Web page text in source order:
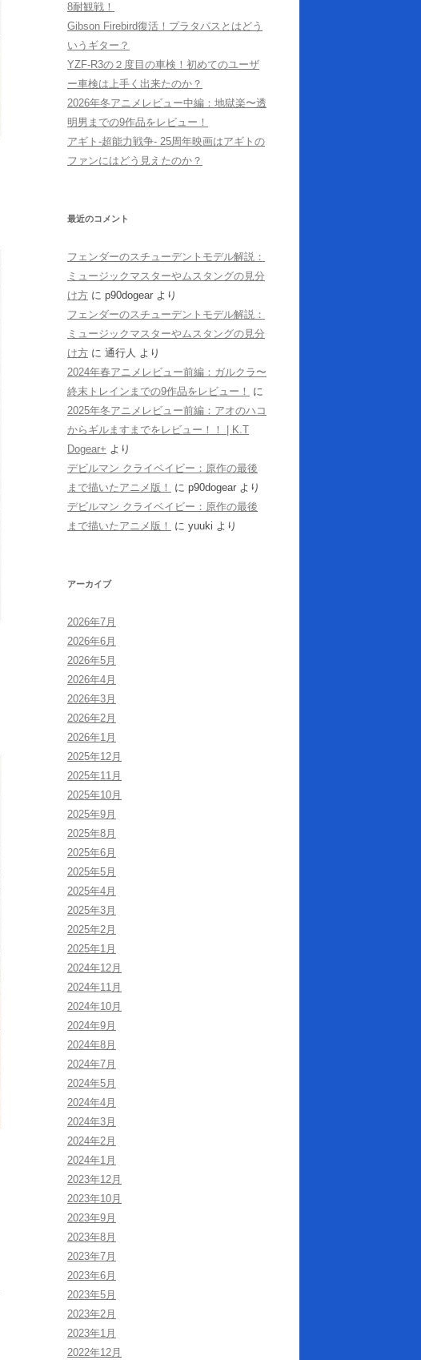
8耐観戦！
Gibson Firebird復活！プラタパスとはどう
いうギター？
YZF-R3の２度目の車検！初めてのユーザ
ー車検は上手く出来たのか？
2026年冬アニメレビュー中編：地獄楽〜透
明男までの9作品をレビュー！
アギト-超能力戦争- 25周年映画はアギトの
ファンにはどう見えたのか？
最近のコメント
フェンダーのスチューデントモデル解説：
ミュージックマスターやムスタングの見分
け方 に p90dogear より
フェンダーのスチューデントモデル解説：
ミュージックマスターやムスタングの見分
け方 に 通行人 より
2024年春アニメレビュー前編：ガルクラ〜
終末トレインまでの9作品をレビュー！
に
2025年冬アニメレビュー前編：アオのハコ
からギルますまでをレビュー！！ | K.T
Dogear+ より
デビルマン クライベイビー：原作の最後
まで描いたアニメ版！
に p90dogear より
デビルマン クライベイビー：原作の最後
まで描いたアニメ版！
に yuuki より
アーカイブ
2026年7月
2026年6月
2026年5月
2026年4月
2026年3月
2026年2月
2026年1月
2025年12月
2025年11月
2025年10月
2025年9月
2025年8月
2025年6月
2025年5月
2025年4月
2025年3月
2025年2月
2025年1月
2024年12月
2024年11月
2024年10月
2024年9月
2024年8月
2024年7月
2024年5月
2024年4月
2024年3月
2024年2月
2024年1月
2023年12月
2023年10月
2023年9月
2023年8月
2023年7月
2023年6月
2023年5月
2023年2月
2023年1月
2022年12月